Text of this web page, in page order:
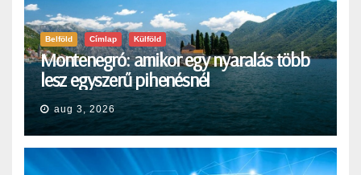
Belföld Címlap Külföld
Montenegró: amikor egy nyaralás több
lesz egyszerű pihenésnél
aug 3, 2026